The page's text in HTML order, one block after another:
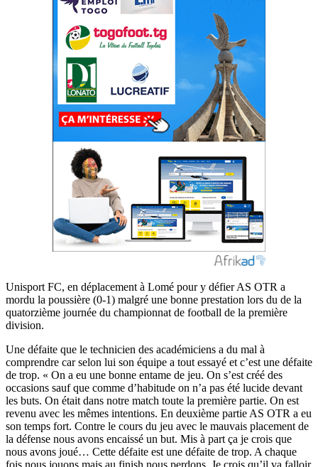
Unisport FC, en déplacement à Lomé pour y défier AS OTR a
mordu la poussière (0-1) malgré une bonne prestation lors du de la
quatorzième journée du championnat de football de la première
division.
Une défaite que le technicien des académiciens a du mal à
comprendre car selon lui son équipe a tout essayé et c’est une défaite
de trop. « On a eu une bonne entame de jeu. On s’est créé des
occasions sauf que comme d’habitude on n’a pas été lucide devant
les buts. On était dans notre match toute la première partie. On est
revenu avec les mêmes intentions. En deuxième partie AS OTR a eu
son temps fort. Contre le cours du jeu avec le mauvais placement de
la défense nous avons encaissé un but. Mis à part ça je crois que
nous avons joué… Cette défaite est une défaite de trop. A chaque
fois nous jouons mais au finish nous perdons. Je crois qu’il va falloir